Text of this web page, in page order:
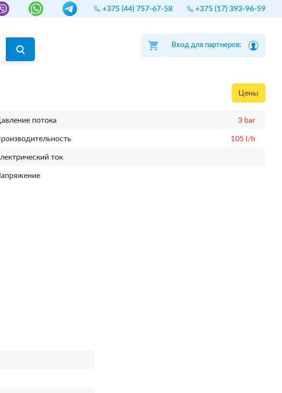
+375 (44) 757-67-58 +375 (17) 393-96-59
Вход для партнеров:
Цены
потока 3 bar
105 l/h
ток